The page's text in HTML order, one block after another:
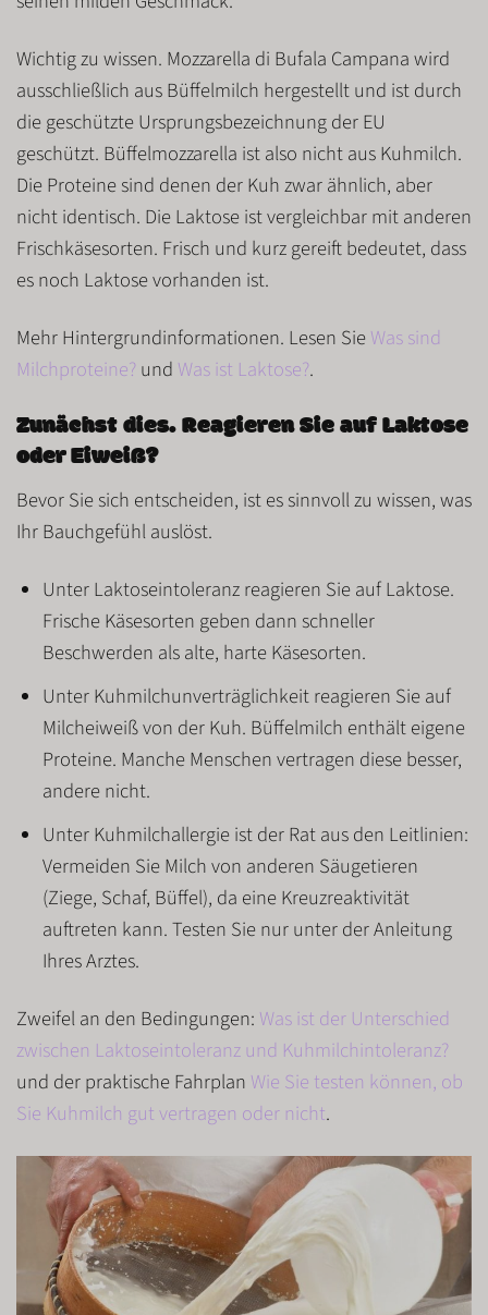
Wichtig zu wissen. Mozzarella di Bufala Campana wird
ausschließlich aus Büffelmilch hergestellt und ist durch
die geschützte Ursprungsbezeichnung der EU
geschützt. Büffelmozzarella ist also nicht aus Kuhmilch.
Die Proteine sind denen der Kuh zwar ähnlich, aber
nicht identisch. DieLaktoseist vergleichbar mit anderen
Frischkäsesorten. Frisch und kurz gereift bedeutet, dass
esnoch Laktose vorhanden ist.
Mehr Hintergrundinformationen. Lesen SieWas sind
Milchproteine?und Was ist Laktose?.
Zunächst dies. Reagieren Sie auf Laktose
oder Eiweiß?
Bevor Sie sich entscheiden, ist es sinnvoll zu wissen, was
Ihr Bauchgefühl auslöst.
UnterLaktoseintoleranzreagieren Sie aufLaktose.
Frische Käsesorten geben dann schneller
Beschwerden als alte, harte Käsesorten.
UnterKuhmilchunverträglichkeitreagieren Sie auf
Milcheiweiß von der Kuh. Büffelmilch enthält eigene
Proteine. Manche Menschen vertragen diese besser,
andere nicht.
UnterKuhmilchallergieist der Rat aus den Leitlinien:
Vermeiden Sie Milch von anderen Säugetieren
(Ziege, Schaf, Büffel), da eine Kreuzreaktivität
auftreten kann. Testen Sie nur unter der Anleitung
Ihres Arztes.
Zweifel an den Bedingungen: Was ist der Unterschied
zwischen Laktoseintoleranz und Kuhmilchintoleranz?
und der praktische Fahrplan Wie Sie testen können, ob
Sie Kuhmilch gut vertragen oder nicht.